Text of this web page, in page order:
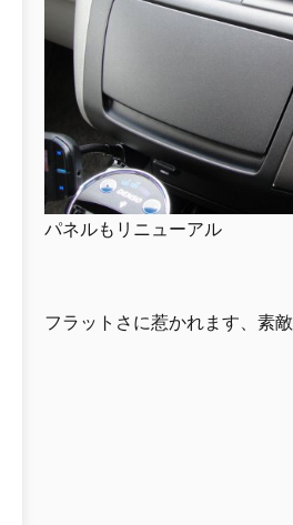
パネルもリニューアル
フラットさに惹かれます、素敵